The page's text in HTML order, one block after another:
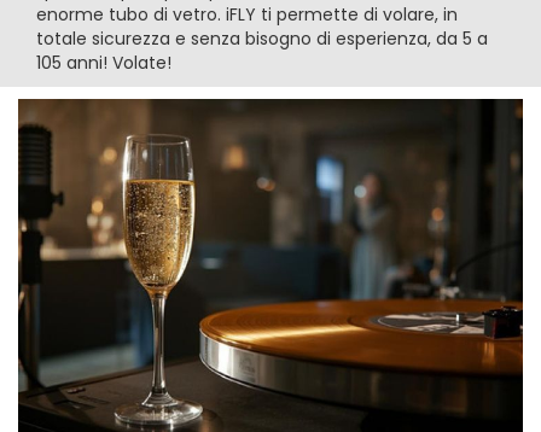
enorme tubo di vetro. iFLY ti permette di volare, in
totale sicurezza e senza bisogno di esperienza, da 5 a
105 anni! Volate!